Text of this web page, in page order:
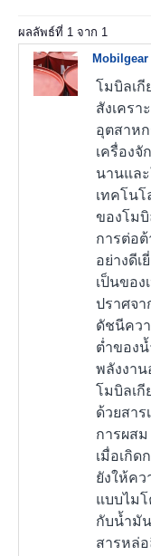
ผลลัพธ์ที่ 1 จาก 1
Mobilgear
โมบิลเกี
สังเครา
อุตสาห
เครื่อง
นานแล
เทคโนโ
ของโม
การต่อ
อย่างดี
เป็นขอ
ปราศจ
ดัชนีคว
ต่ำของ
พลังงาน
โมบิลเกี
ด้วยสา
การผสม
เมื่อเกิด
ยังให้คว
แบบไมโ
กับน้ำมั
สารหล่